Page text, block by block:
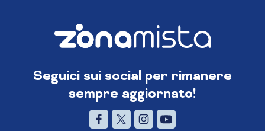
Seguici sui social per rimanere
sempre aggiornato!